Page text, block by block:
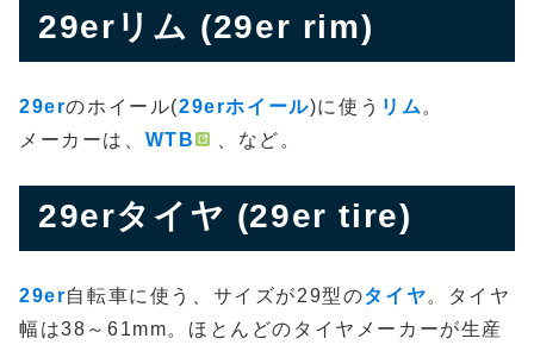
29erリム (29er rim)
29erのホイール(29erホイール)に使う リム 。
メーカーは、 WTB 、など。
29erタイヤ (29er tire)
29er自転車に使う、サイズが29型のタイヤ。タイヤ
幅は38～61mm。ほとんどのタイヤメーカーが生産